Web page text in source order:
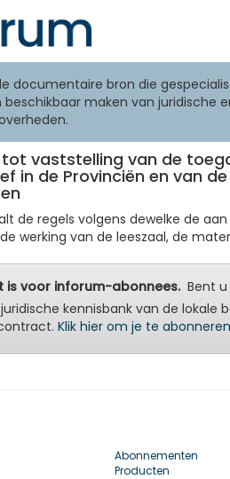
documentaire bron die
beschikbaar maken van juridische
tot vaststelling van de
in de Provinciën en van
de regels volgens dewelke de
werking van de leeszaal, de
is voor inforum-abonnees.Bent u
kennisbank van de
Klik hier om je te abonneren
Abonnementen
Producten